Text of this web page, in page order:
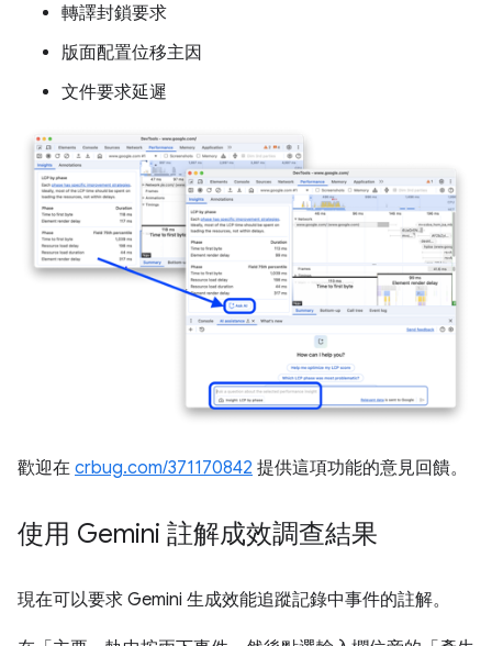
轉譯封鎖要求
版面配置位移主因
文件要求延遲
歡迎在 crbug.com/371170842 提供這項功能的意見回饋。
使用 Gemini 註解成效調查結果
現在可以要求 Gemini 生成效能追蹤記錄中事件的註解。